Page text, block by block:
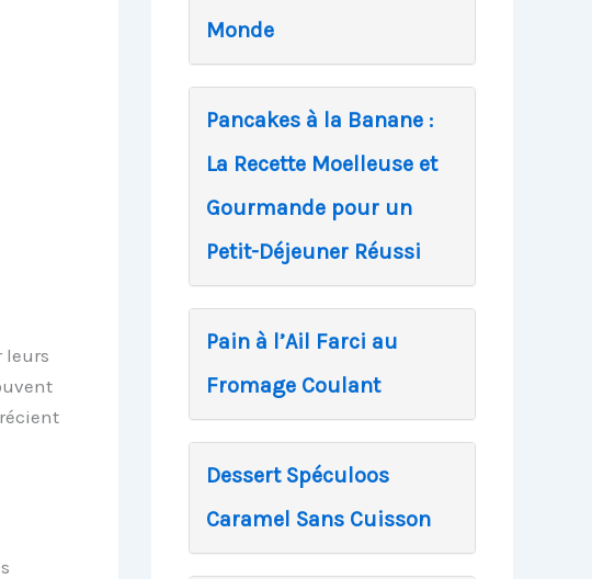
leurs
Monde
Pancakes à la Banane :
La Recette Moelleuse et
Gourmande pour un
Petit-Déjeuner Réussi
Pain à l’Ail Farci au
Fromage Coulant
Dessert Spéculoos
Caramel Sans Cuisson